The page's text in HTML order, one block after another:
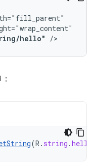
hello"
/>
(R . string .hello